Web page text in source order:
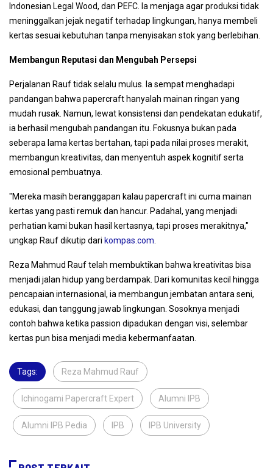
Indonesian Legal Wood, dan PEFC. Ia menjaga agar produksi tidak
meninggalkan jejak negatif terhadap lingkungan, hanya membeli
kertas sesuai kebutuhan tanpa menyisakan stok yang berlebihan.
Membangun Reputasi dan Mengubah Persepsi
Perjalanan Rauf tidak selalu mulus. Ia sempat menghadapi
pandangan bahwa papercraft hanyalah mainan ringan yang
mudah rusak. Namun, lewat konsistensi dan pendekatan edukatif,
ia berhasil mengubah pandangan itu. Fokusnya bukan pada
seberapa lama kertas bertahan, tapi pada nilai proses merakit,
membangun kreativitas, dan menyentuh aspek kognitif serta
emosional pembuatnya.
"Mereka masih beranggapan kalau papercraft ini cuma mainan
kertas yang pasti remuk dan hancur. Padahal, yang menjadi
perhatian kami bukan hasil kertasnya, tapi proses merakitnya,"
ungkap Rauf dikutip dari kompas.com
Reza Mahmud Rauf telah membuktikan bahwa kreativitas bisa
menjadi jalan hidup yang berdampak. Dari komunitas kecil hingga
pencapaian internasional, ia membangun jembatan antara seni,
edukasi, dan tanggung jawab lingkungan. Sosoknya menjadi
contoh bahwa ketika passion dipadukan dengan visi, selembar
kertas pun bisa menjadi media kebermanfaatan.
Tags: Reza Mahmud Rauf
Ichinogami Papercraft Expert Alumni IPB
Alumni IPB Pedia IPB IPB University